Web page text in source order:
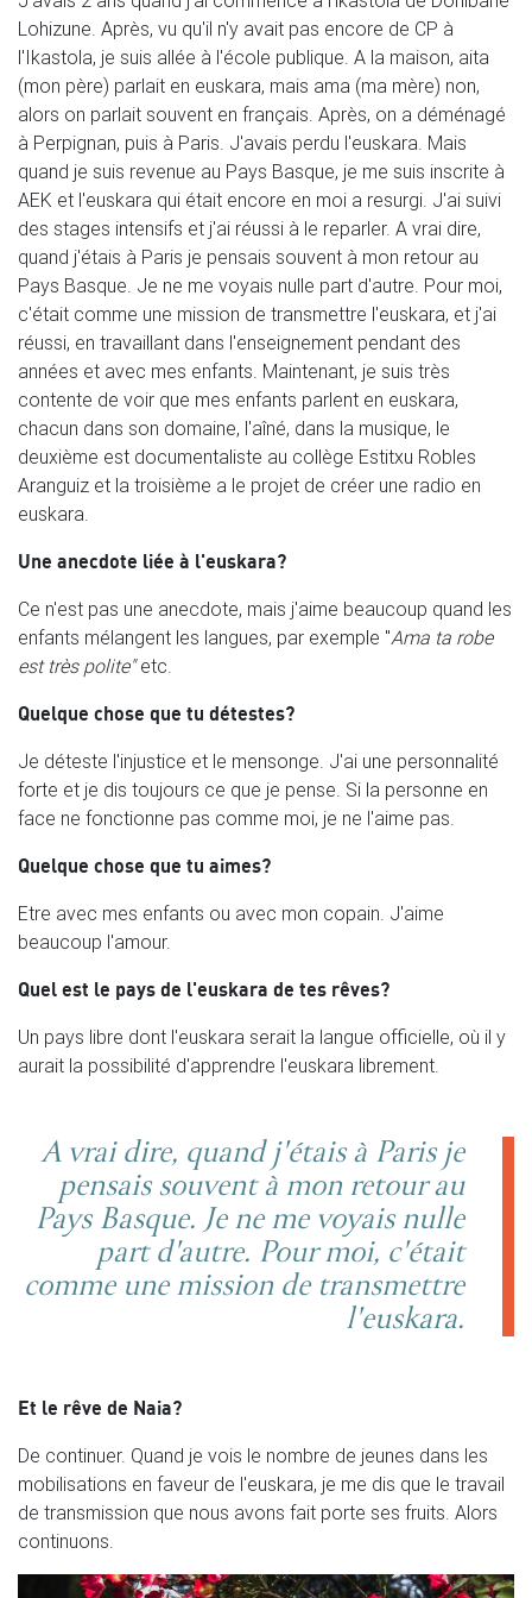
Lohizune. Après, vu qu'il n'y avait pas encore de CP à
l'Ikastola, je suis allée à l'école publique. A la maison, aita
(mon père) parlait en euskara, mais ama (ma mère) non,
alors on parlait souvent en français. Après, on a déménagé
à Perpignan, puis à Paris. J'avais perdu l'euskara. Mais
quand je suis revenue au Pays Basque, je me suis inscrite à
AEK et l'euskara qui était encore en moi a resurgi. J'ai suivi
des stages intensifs et j'ai réussi à le reparler. A vrai dire,
quand j'étais à Paris je pensais souvent à mon retour au
Pays Basque. Je ne me voyais nulle part d'autre. Pour moi,
c'était comme une mission de transmettre l'euskara, et j'ai
réussi, en travaillant dans l'enseignement pendant des
années et avec mes enfants. Maintenant, je suis très
contente de voir que mes enfants parlent en euskara,
chacun dans son domaine, l'aîné, dans la musique, le
deuxième est documentaliste au collège Estitxu Robles
Aranguiz et la troisième a le projet de créer une radio en
euskara.
Une anecdote liée à l'euskara?
Ce n'est pas une anecdote, mais j'aime beaucoup quand les
enfants mélangent les langues, par exemple "Ama ta robe
est très polite"etc.
Quelque chose que tu détestes?
Je déteste l'injustice et le mensonge. J'ai une personnalité
forte et je dis toujours ce que je pense. Si la personne en
face ne fonctionne pas comme moi, je ne l'aime pas.
Quelque chose que tu aimes?
Etre avec mes enfants ou avec mon copain. J'aime
beaucoup l'amour.
Quel est le pays de l'euskara de tes rêves?
Un pays libre dont l'euskara serait la langue officielle, où il y
aurait la possibilité d'apprendre l'euskara librement.
A vrai dire, quand j'étais à Paris je
pensais souvent à mon retour au
Pays Basque. Je ne me voyais nulle
part d'autre. Pour moi, c'était
comme une mission de transmettre
l'euskara.
Et le rêve de Naia?
De continuer. Quand je vois le nombre de jeunes dans les
mobilisations en faveur de l'euskara, je me dis que le travail
de transmission que nous avons fait porte ses fruits. Alors
continuons.